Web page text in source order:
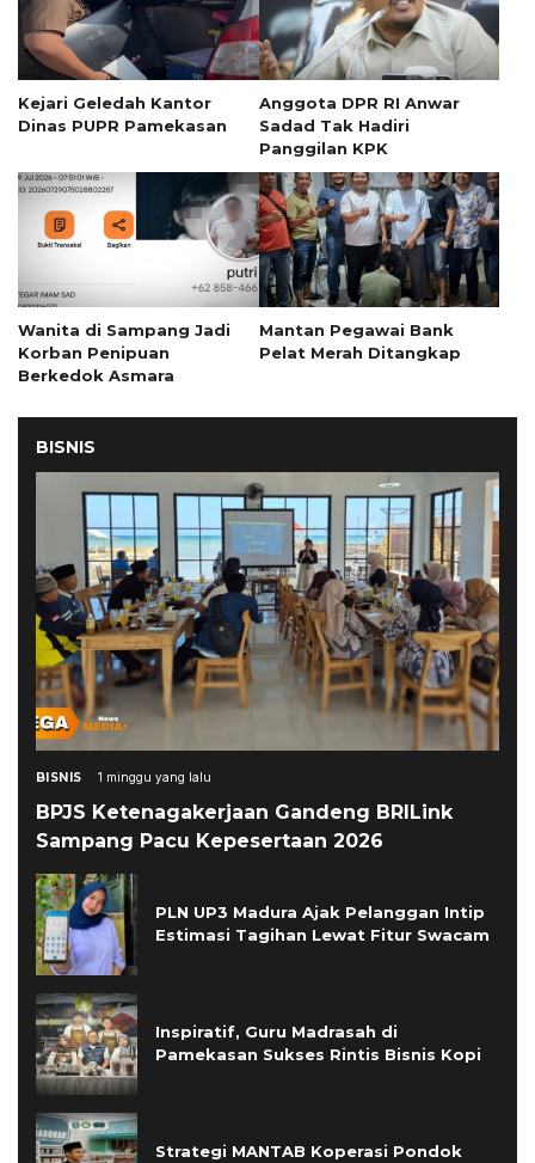
Kejari Geledah Kantor
Dinas PUPR Pamekasan
Anggota DPR RI Anwar
Sadad Tak Hadiri
Panggilan KPK
Wanita di Sampang Jadi
Korban Penipuan
Berkedok Asmara
Mantan Pegawai Bank
Pelat Merah Ditangkap
BISNIS
BISNIS 1 minggu yang lalu
BPJS Ketenagakerjaan Gandeng BRILink
Sampang Pacu Kepesertaan 2026
PLN UP3 Madura Ajak Pelanggan Intip
Estimasi Tagihan Lewat Fitur Swacam
Inspiratif, Guru Madrasah di
Pamekasan Sukses Rintis Bisnis Kopi
Strategi MANTAB Koperasi Pondok